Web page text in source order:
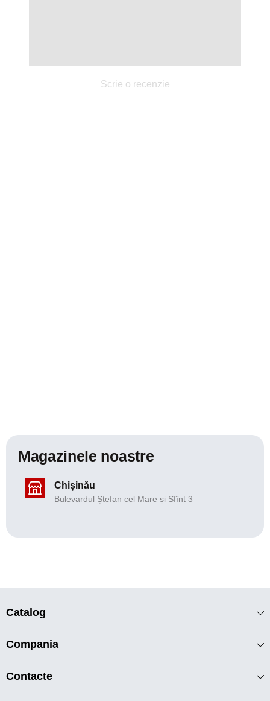
Scrie o recenzie
Magazinele noastre
Chișinău
Bulevardul Ștefan cel Mare și Sfînt 3
Catalog
Compania
Contacte